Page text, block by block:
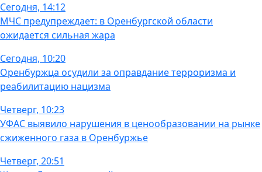
Сегодня, 14:12
МЧС предупреждает: в Оренбургской области
ожидается сильная жара
Сегодня, 10:20
Оренбуржца осудили за оправдание терроризма и
реабилитацию нацизма
Четверг, 10:23
УФАС выявило нарушения в ценообразовании на рынке
сжиженного газа в Оренбуржье
Четверг, 20:51